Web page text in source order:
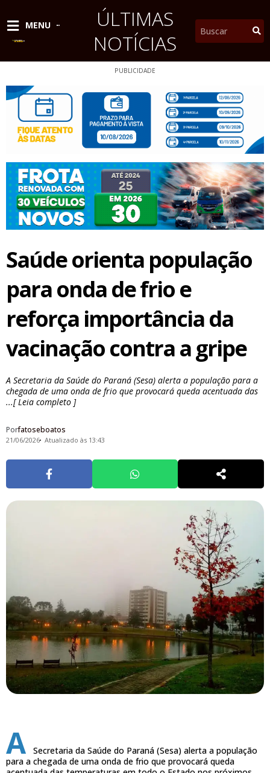
conteúdo
MENU
ÚLTIMAS
NOTÍCIAS
Pesquisar
PUBLICIDADE
Saúde orienta população
para onda de frio e
reforça importância da
vacinação contra a gripe
A Secretaria da Saúde do Paraná (Sesa) alerta a população para a
chegada de uma onda de frio que provocará queda acentuada das
...[ Leia completo ]
Porfatoseboatos
21/06/2026 Atualizado às 13:43
A
Secretaria da Saúde do Paraná (Sesa) alerta a população
para a chegada de uma onda de frio que provocará queda